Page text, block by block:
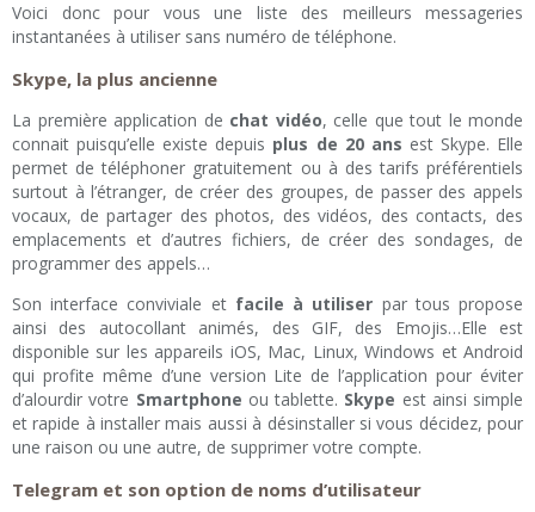
Voici donc pour vous une liste des meilleurs messageries
instantanées à utiliser sans numéro de téléphone.
Skype, la plus ancienne
La première application de chat vidéo, celle que tout le monde
connait puisqu’elle existe depuis plus de 20 ans est Skype. Elle
permet de téléphoner gratuitement ou à des tarifs préférentiels
surtout à l’étranger, de créer des groupes, de passer des appels
vocaux, de partager des photos, des vidéos, des contacts, des
emplacements et d’autres fichiers, de créer des sondages, de
programmer des appels…
Son interface conviviale et facile à utiliser par tous propose
ainsi des autocollant animés, des GIF, des Emojis…Elle est
disponible sur les appareils iOS, Mac, Linux, Windows et Android
qui profite même d’une version Lite de l’application pour éviter
d’alourdir votre Smartphone ou tablette. Skype est ainsi simple
et rapide à installer mais aussi à désinstaller si vous décidez, pour
une raison ou une autre, de supprimer votre compte.
Telegram et son option de noms d’utilisateur